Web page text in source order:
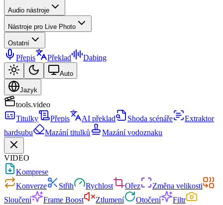
Audio nástroje
Nástroje pro Live Photo
Ostatní
Přepis Překlad Dabing
Auto
Jazyk
tools.video
Titulky
Přepis AI překlad Shoda scénáře
Extraktor
hardsubu
Mazání titulků Mazání vodoznaku
VIDEO
Komprese
Konverze
Střih Rychlost Ořez
Změna velikosti
Sloučení
Frame Boost Ztlumení Otočení
Filtr